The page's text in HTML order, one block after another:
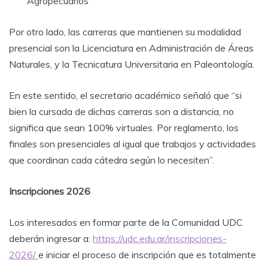
Por otro lado, las carreras que mantienen su modalidad
presencial son la Licenciatura en Administración de Áreas
Naturales, y la Tecnicatura Universitaria en Paleontología.
En este sentido, el secretario académico señaló que “si
bien la cursada de dichas carreras son a distancia, no
significa que sean 100% virtuales. Por reglamento, los
finales son presenciales al igual que trabajos y actividades
que coordinan cada cátedra según lo necesiten”.
Inscripciones 2026
Los interesados en formar parte de la Comunidad UDC
deberán ingresar a: https://udc.edu.ar/inscripciones-
2026/ e iniciar el proceso de inscripción que es totalmente